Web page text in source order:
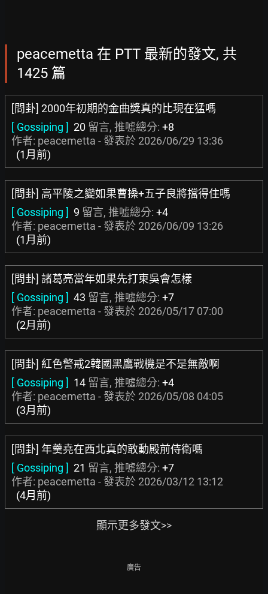
peacemetta 在 PTT 最新的發文, 共
1425 篇
[問卦] 2000年初期的金曲獎真的比現在猛嗎
[ Gossiping ] 20 留言, 推噓總分: +8
作者: peacemetta - 發表於 2026/06/29 13:36
(1月前)
[問卦] 高平陵之變如果曹操+五子良將擋得住嗎
[ Gossiping ] 9 留言, 推噓總分: +4
作者: peacemetta - 發表於 2026/06/09 13:26
(1月前)
[問卦] 諸葛亮當年如果先打東吳會怎樣
[ Gossiping ] 43 留言, 推噓總分: +7
作者: peacemetta - 發表於 2026/05/17 07:00
(2月前)
[問卦] 紅色警戒2韓國黑鷹戰機是不是無敵啊
[ Gossiping ] 14 留言, 推噓總分: +4
作者: peacemetta - 發表於 2026/05/08 04:05
(3月前)
[問卦] 年羹堯在西北真的敢動殿前侍衛嗎
[ Gossiping ] 21 留言, 推噓總分: +7
作者: peacemetta - 發表於 2026/03/12 13:12
(4月前)
顯示更多發文>>
廣告